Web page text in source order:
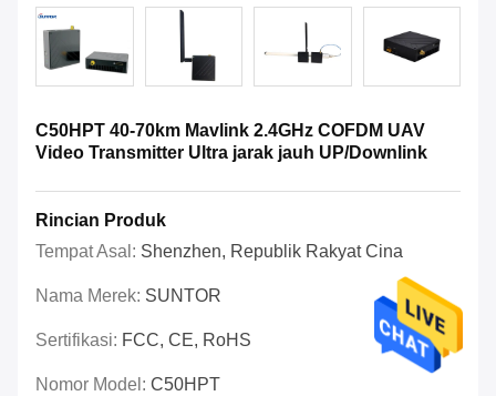
C50HPT 40-70km Mavlink 2.4GHz COFDM UAV
Video Transmitter Ultra jarak jauh UP/Downlink
Rincian Produk
Tempat Asal: Shenzhen, Republik Rakyat Cina
Nama Merek: SUNTOR
Sertifikasi: FCC, CE, RoHS
Nomor Model: C50HPT